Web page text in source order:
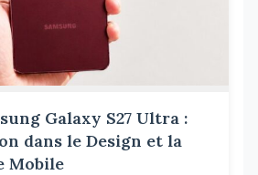
Galaxy S27 Ultra :
dans le Design et la
Mobile